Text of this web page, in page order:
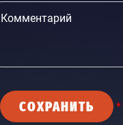
СОХРАНИТЬ *